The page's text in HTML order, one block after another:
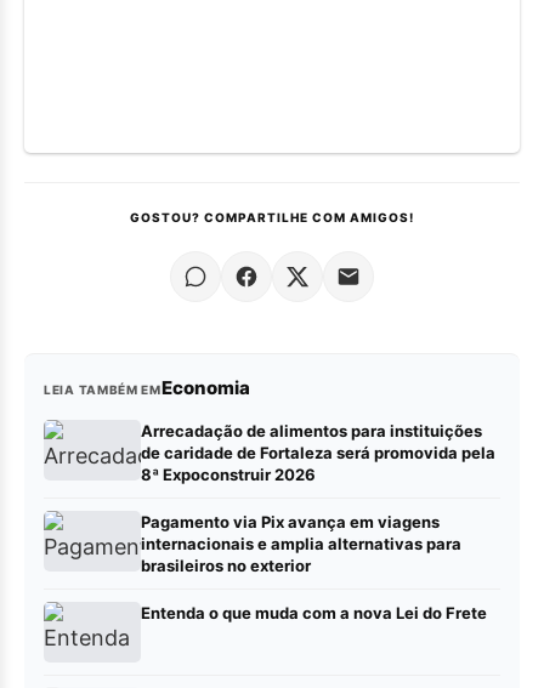
GOSTOU? COMPARTILHE COM AMIGOS!
LEIA TAMBÉM EMEconomia
Arrecadação de alimentos para instituições
de caridade de Fortaleza será promovida pela
8ª Expoconstruir 2026
Pagamento via Pix avança em viagens
internacionais e amplia alternativas para
brasileiros no exterior
Entenda o que muda com a nova Lei do Frete